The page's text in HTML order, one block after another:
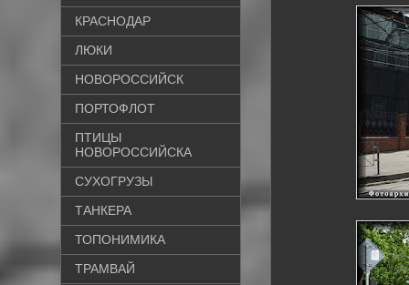
КРАСНОДАР
ЛЮКИ
НОВОРОССИЙСК
ПОРТОФЛОТ
ПТИЦЫ
НОВОРОССИЙСКА
СУХОГРУЗЫ
ТАНКЕРА
ТОПОНИМИКА
ТРАМВАЙ